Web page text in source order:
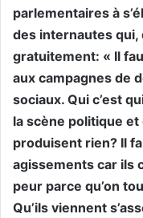
parlementaires à
des internautes qui,
gratuitement: « Il
aux campagnes de
sociaux. Qui c’est
la scène politique et
produisent rien? Il
agissements car ils
peur parce qu’on
Qu’ils viennent